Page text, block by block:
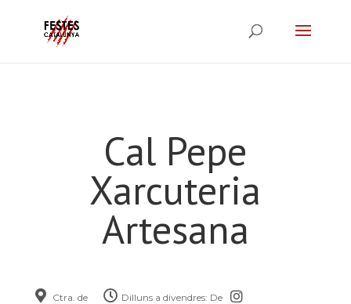
Cal Pepe
Xarcuteria
Artesana
Ctra. de
Dilluns a divendres: De